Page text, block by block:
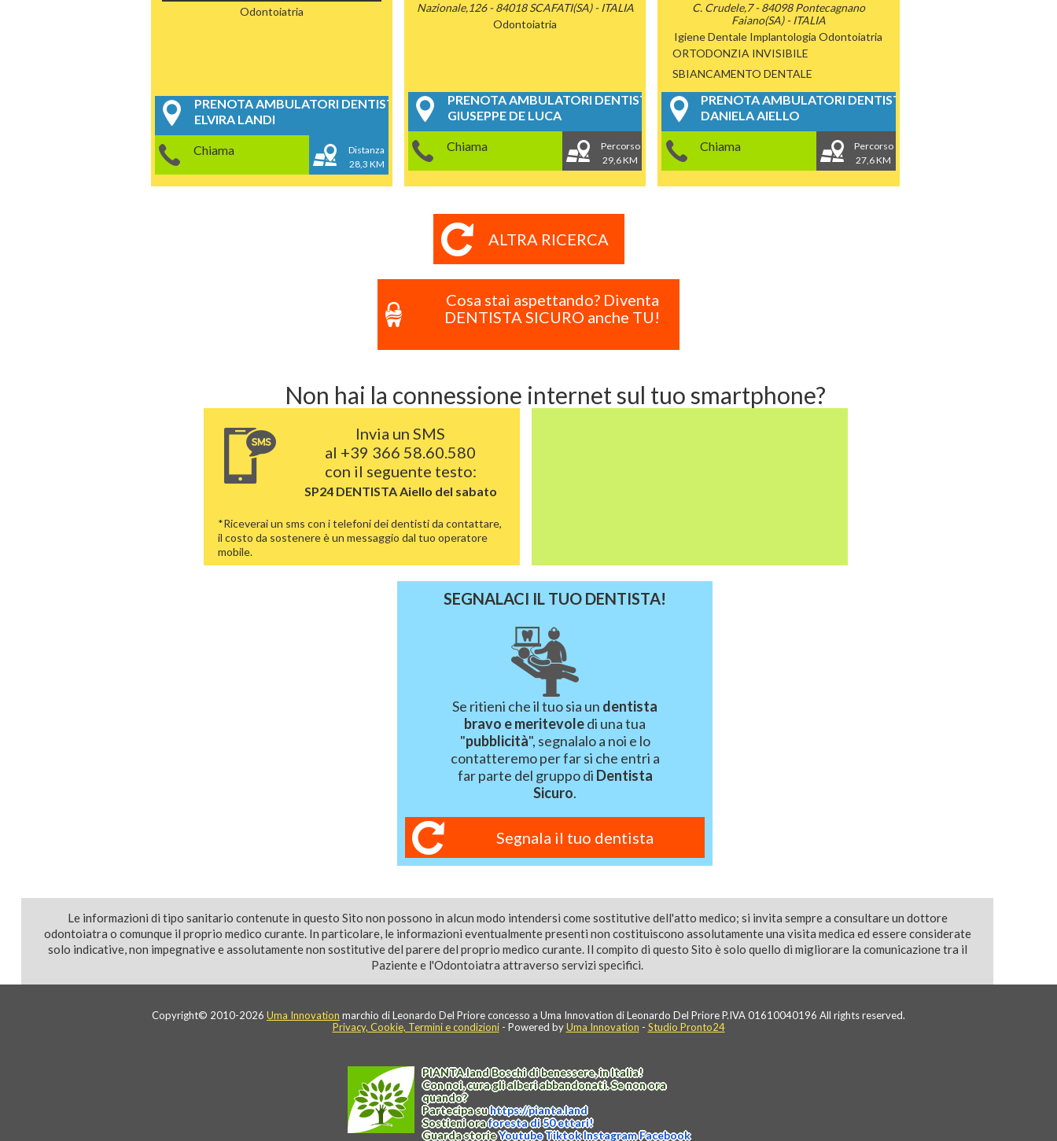
Odontoiatria
PRENOTA AMBULATORI DENTISTICI
ELVIRA LANDI
Chiama
Distanza
28,3 KM
Nazionale,126 - 84018 SCAFATI(SA) - ITALIA
Odontoiatria
PRENOTA AMBULATORI DENTISTICI
GIUSEPPE DE LUCA
Chiama
Percorso
29,6 KM
C. Crudele,7 - 84098 Pontecagnano
Faiano(SA) - ITALIA
Igiene Dentale Implantologia Odontoiatria
ORTODONZIA INVISIBILE
SBIANCAMENTO DENTALE
PRENOTA AMBULATORI DENTISTICI
DANIELA AIELLO
Chiama
Percorso
27,6 KM
ALTRA RICERCA
Cosa stai aspettando? Diventa
DENTISTA SICURO anche TU!
Non hai la connessione internet sul tuo smartphone?
Invia un SMS
al +39 366 58.60.580
con il seguente testo:
SP24 DENTISTAAiello del sabato
*Riceverai un sms con i telefoni dei dentisti da contattare,
il costo da sostenere è un messaggio dal tuo operatore
mobile.
SEGNALACI IL TUO DENTISTA!
Se ritieni che il tuo sia un dentista
bravo e meritevoledi una tua
"pubblicità", segnalalo a noi e lo
contatteremo per far si che entri a
far parte del gruppo di Dentista
Sicuro.
Segnala il tuo dentista
Le informazioni di tipo sanitario contenute in questo Sito non possono in alcun modo intendersi come sostitutive dell'atto medico; si invita sempre a consultare un dottore
odontoiatra o comunque il proprio medico curante. In particolare, le informazioni eventualmente presenti non costituiscono assolutamente una visita medica ed essere considerate
solo indicative, non impegnative e assolutamente non sostitutive del parere del proprio medico curante. Il compito di questo Sito è solo quello di migliorare la comunicazione tra il
Paziente e l'Odontoiatra attraverso servizi specifici.
Copyright© 2010-2026 Uma Innovation marchio di Leonardo Del Priore concesso a Uma Innovation di Leonardo Del Priore P.IVA 01610040196 All rights reserved.
Privacy, Cookie, Termini e condizioni- Powered byUma Innovation - Studio Pronto24
PIANTA.landBoschi di benessere, in Italia!
Con noi, cura gli alberi abbandonati. Se non ora
quando?
Partecipa suhttps://pianta.land
Sostieni oraforesta di 50 ettari!
Guarda storieYoutubeTiktokInstagramFacebook